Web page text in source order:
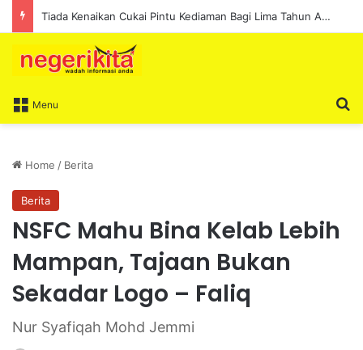
Tiada Kenaikan Cukai Pintu Kediaman Bagi Lima Tahun Akan Datang – Ismail Lasim
Menu
Home / Berita
Berita
NSFC Mahu Bina Kelab Lebih
Mampan, Tajaan Bukan
Sekadar Logo – Faliq
Nur Syafiqah Mohd Jemmi